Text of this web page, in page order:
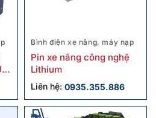
Bình điện xe nâng, máy nạp
Pin xe nâng công nghệ
Lithium
Liên hệ: 0935.355.886